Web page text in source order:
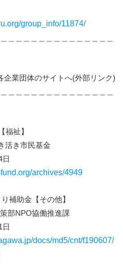
group_info/11874/
業団体のサイトへ(外部リンク)
祉】
活き市民基金
日
archives/4949
補助金【その他】
部NPO協働推進課
日
docs/md5/cnt/f190607/